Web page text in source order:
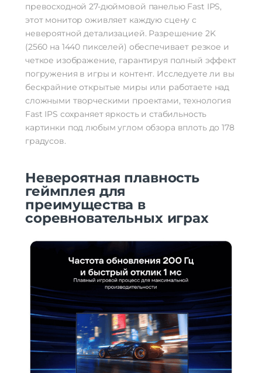
превосходной 27-дюймовой панелью Fast IPS,
этот монитор оживляет каждую сцену с
невероятной детализацией. Разрешение 2K
(2560 на 1440 пикселей) обеспечивает резкое и
четкое изображение, гарантируя полный эффект
погружения в игры и контент. Исследуете ли вы
бескрайние открытые миры или работаете над
сложными творческими проектами, технология
Fast IPS сохраняет яркость и стабильность
картинки под любым углом обзора вплоть до 178
градусов.
Невероятная плавность
геймплея для
преимущества в
соревновательных играх